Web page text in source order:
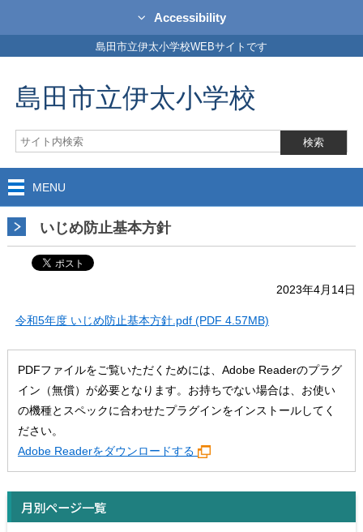
Accessibility
島田市立伊太小学校WEBサイトです
島田市立伊太小学校
MENU
いじめ防止基本方針
2023年4月14日
令和5年度 いじめ防止基本方針.pdf (PDF 4.57MB)
PDFファイルをご覧いただくためには、Adobe Readerのプラグ
イン（無償）が必要となります。お持ちでない場合は、お使い
の機種とスペックに合わせたプラグインをインストールしてく
ださい。
Adobe Readerをダウンロードする
月別ページ一覧